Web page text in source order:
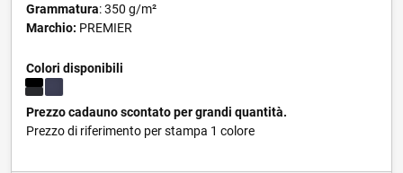
Grammatura: 350 g/m²
Marchio: PREMIER
Colori disponibili
Prezzo cadauno scontato per grandi quantità.
Prezzo di riferimento per stampa 1 colore